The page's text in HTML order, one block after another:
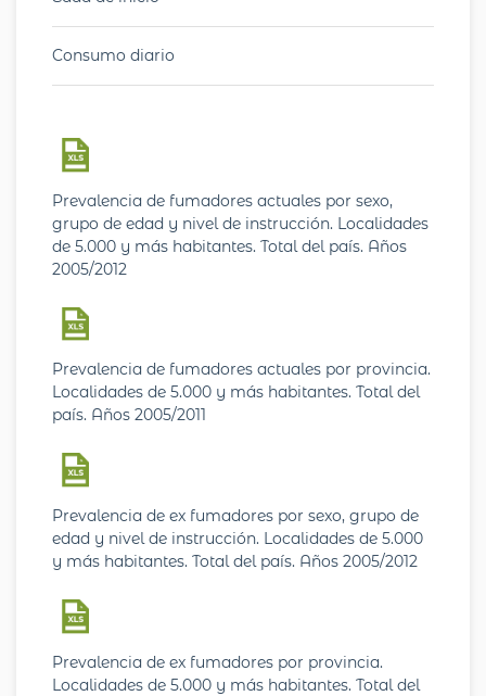
Consumo diario
Prevalencia de fumadores actuales por sexo,
grupo de edad y nivel de instrucción. Localidades
de 5.000 y más habitantes. Total del país. Años
2005/2012
Prevalencia de fumadores actuales por provincia.
Localidades de 5.000 y más habitantes. Total del
país. Años 2005/2011
Prevalencia de ex fumadores por sexo, grupo de
edad y nivel de instrucción. Localidades de 5.000
y más habitantes. Total del país. Años 2005/2012
Prevalencia de ex fumadores por provincia.
Localidades de 5.000 y más habitantes. Total del